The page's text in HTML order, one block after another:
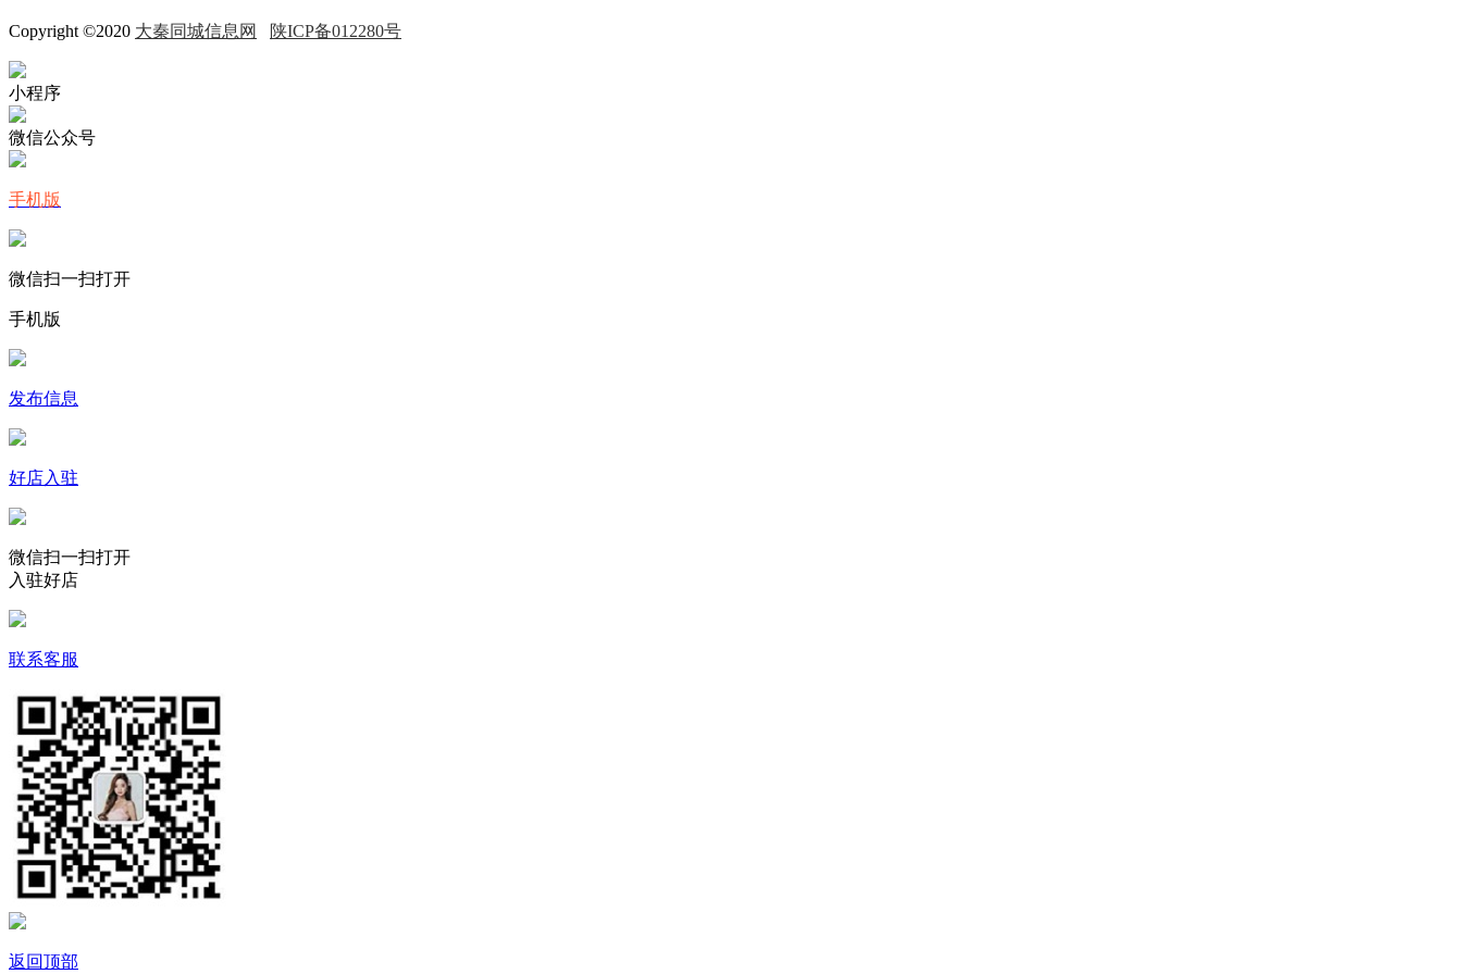
Copyright ©2020 大秦同城信息网 陕ICP备012280号
小程序
微信公众号
手机版
微信扫一扫打开
手机版
发布信息
好店入驻
微信扫一扫打开
入驻好店
联系客服
返回顶部